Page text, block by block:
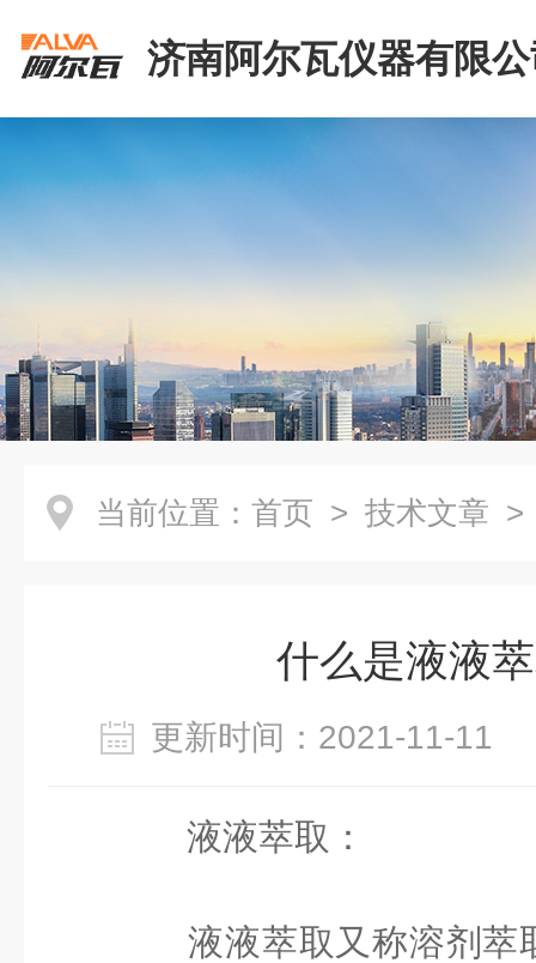
济南阿尔瓦仪器有限
当前位置： 首页 > 技术文章 >
什么是液液
更新时间：2021-11-
液液萃取：
液液萃取又称溶剂萃